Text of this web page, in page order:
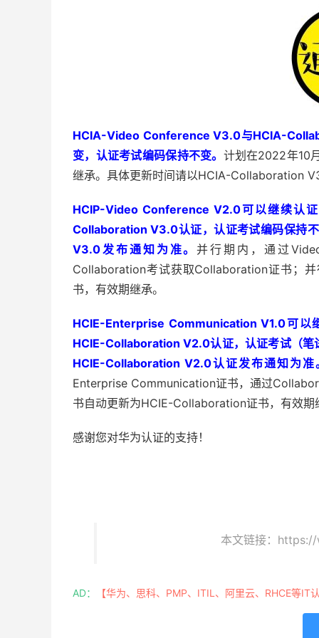
HCIA-Video Conference V3.0与HCIA-
变，认证考试编码保持不变。 计划在2022年10
继承。具体更新时间请以HCIA-Collaboration
HCIP-Video Conference V2.0可以继续认
Collaboration V3.0认证，认证考试编码保持
V3.0发布通知为准。并行期内，通过
Collaboration考试获取Collaboration证书；
书，有效期继承。
HCIE-Enterprise Communication V1.0可
HCIE-Collaboration V2.0认证，认证考试（笔
HCIE-Collaboration V2.0认证发布通知为准
Enterprise Communication证书，通过
书自动更新为HCIE-Collaboration证书，有效期
感谢您对华为认证的支持！
本文链接：
AD： 【华为、思科、PMP、ITIL、阿里云、RHCE等IT